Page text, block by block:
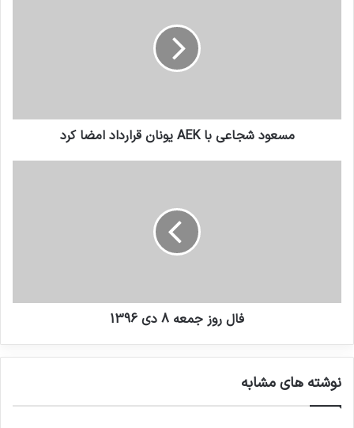
مسعود شجاعی با AEK یونان قرارداد امضا کرد
فال روز جمعه 8 دی 1396
نوشته های مشابه